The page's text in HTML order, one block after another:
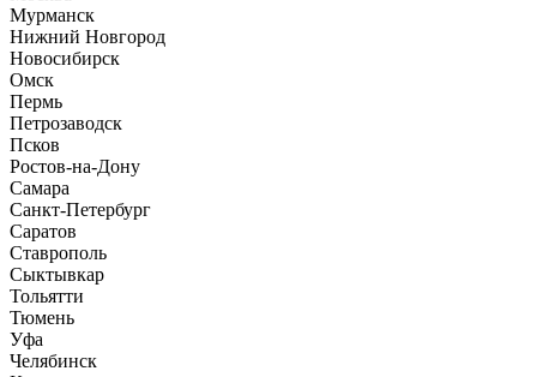
Мурманск
Нижний Новгород
Новосибирск
Омск
Пермь
Петрозаводск
Псков
Ростов-на-Дону
Самара
Санкт-Петербург
Саратов
Ставрополь
Сыктывкар
Тольятти
Тюмень
Уфа
Челябинск